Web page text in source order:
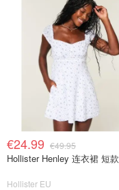
€24.99 €49.95
Hollister Henley 连衣裙 短款
Hollister EU